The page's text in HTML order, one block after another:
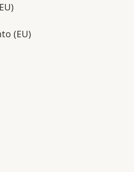
(EU)